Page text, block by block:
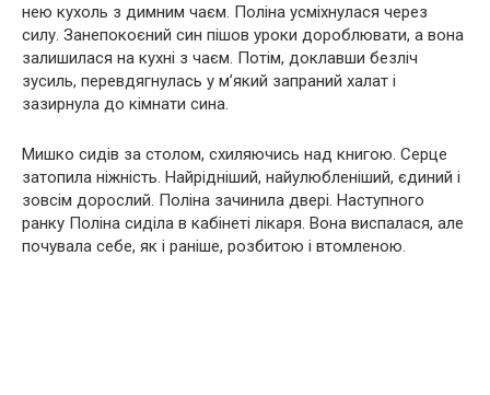
нею кухоль з димним чаєм. Поліна усміхнулася через
силу. Занепокоєний син пішов уроки дороблювати, а вона
залишилася на кухні з чаєм. Потім, доклавши безліч
зусиль, перевдягнулась у м’який запраний халат і
зазирнула до кімнати сина.
Мишко сидів за столом, схиляючись над книгою. Серце
затопила ніжність. Найрідніший, найулюбленіший, єдиний і
зовсім дорослий. Поліна зачинила двері. Наступного
ранку Поліна сиділа в кабінеті лікаря. Вона виспалася, але
почувала себе, як і раніше, розбитою і втомленою.